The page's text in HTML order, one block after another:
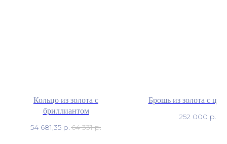
Кольцо из золота с
бриллиантом
54 681,35 р. 64 331 р.
Брошь из золота с
252 000 р.